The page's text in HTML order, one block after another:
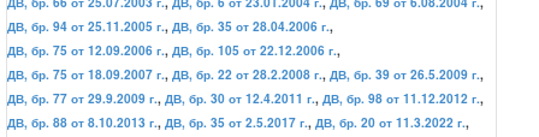
ДВ, бр. 94 от 25.11.2005 г., ДВ, бр. 35 от 28.04.2006 г.,
ДВ, бр. 75 от 12.09.2006 г., ДВ, бр. 105 от 22.12.2006 г.,
ДВ, бр. 75 от 18.09.2007 г., ДВ, бр. 22 от 28.2.2008 г., ДВ, бр. 39 от 26.5.2009 г.,
ДВ, бр. 77 от 29.9.2009 г., ДВ, бр. 30 от 12.4.2011 г., ДВ, бр. 98 от 11.12.2012 г.,
ДВ, бр. 88 от 8.10.2013 г., ДВ, бр. 35 от 2.5.2017 г., ДВ, бр. 20 от 11.3.2022 г.,